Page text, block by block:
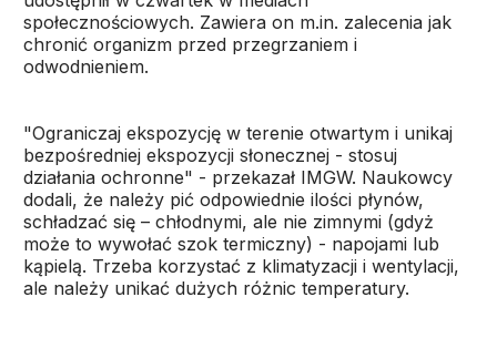
społecznościowych. Zawiera on m.in. zalecenia jak
chronić organizm przed przegrzaniem i
odwodnieniem.
"Ograniczaj ekspozycję w terenie otwartym i unikaj
bezpośredniej ekspozycji słonecznej - stosuj
działania ochronne" - przekazał IMGW. Naukowcy
dodali, że należy pić odpowiednie ilości płynów,
schładzać się – chłodnymi, ale nie zimnymi (gdyż
może to wywołać szok termiczny) - napojami lub
kąpielą. Trzeba korzystać z klimatyzacji i wentylacji,
ale należy unikać dużych różnic temperatury.